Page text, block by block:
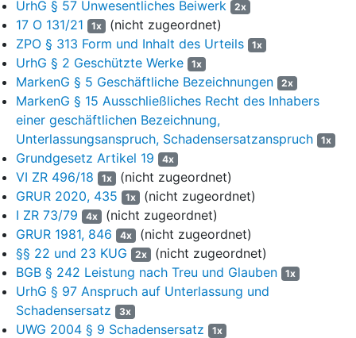
und Weise weitergegeben bzw. zugänglich gemacht hat,
auf welche Art und Weise ihre Kunden die Fotos nutzen
konnten und genutzt haben und im Rahmen welcher
vertraglichen Vereinbarung dies geschehen ist sowie
ferner im Wege der Rechnungslegung und Vorlage von
Kontoauszügen, jeweils bezogen auf die in der Anlage 2
bezeichneten drei Fotos (Motiv 1-3), Auskunft zu erteilen
über die durch die vorstehend beschriebenen Nutzungen
jeweils erzielten Umsätze und Gewinne, aufgeschlüsselt
nach den einzelnen Fotos, Nutzungen und Kunden unter
Darlegung der nach den einzelnen Kostenfaktoren
aufgeschlüsselten Herstellungskosten – ohne Abzug von
etwaigen Kosten für die Schaltung von Werbeanzeigen – ab
dem Zeitpunkt, zu dem die streitgegenständlichen Fotos
online öffentlich abrufbar bzw. als körperliche
Vervielfältigungsstücke verfügbar waren.
Der von der Klägerin noch zu beziffernde Antrag, die Beklagte zu
verurteilen, ihr jeglichen Schaden nebst Zinsen zu ersetzen, der
UrhG § 57 Unwesentliches Beiwerk 2x
17 O 131/21 1x (nicht zugeordnet)
ZPO § 313 Form und Inhalt des Urteils
1x
UrhG § 2 Geschützte Werke 1x
MarkenG § 5 Geschäftliche Bezeichnungen 2x
MarkenG § 15 Ausschließliches Recht des Inhabers
einer geschäftlichen Bezeichnung,
Unterlassungsanspruch, Schadensersatzanspruch
1x
Grundgesetz Artikel 19 4x
VI ZR 496/18 1x (nicht zugeordnet)
GRUR 2020, 435
1x (nicht zugeordnet)
I ZR 73/79
4x (nicht zugeordnet)
GRUR 1981, 846
4x (nicht zugeordnet)
§§ 22 und 23 KUG
2x (nicht zugeordnet)
BGB § 242 Leistung nach Treu und Glauben
1x
UrhG § 97 Anspruch auf Unterlassung und
Schadensersatz
3x
UWG 2004 § 9 Schadensersatz 1x